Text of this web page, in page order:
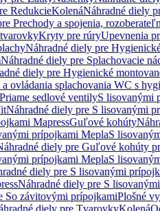
RedukcieKolenáNáhradné diely
Prechody a spojenia,
Kryty pre rúryUpevnenia
Náhradné diely pre
Náhradné diely pre Splachovacie
diely pre Hygienické
ovládania splachovania WC s
sedlové ventilyS lisovanými
Náhradné diely pre S lisovanými
MapressGuľové kohúty
prípojkami MeplaS
diely pre Guľové kohúty
prípojkami MeplaS
diely pre S lisovanými
Náhradné diely pre S
So závitovými prípojkamiPlošné
diely pre TvarovkyKolená